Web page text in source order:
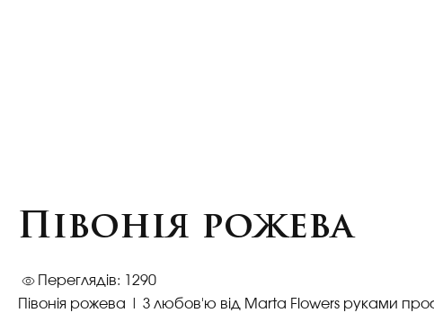
Півонія рожева
Переглядів: 1290
Півонія рожева
| З любов'ю від Marta Flowers руками